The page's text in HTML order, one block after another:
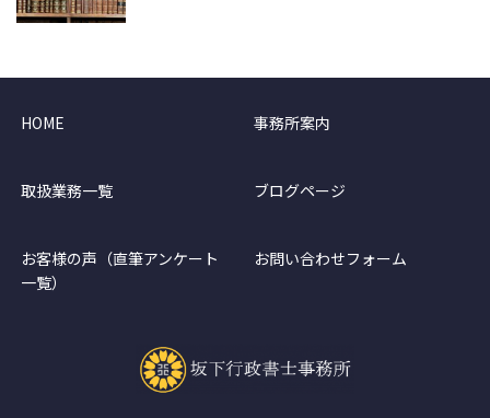
HOME 事務所案内
取扱業務一覧 ブログページ
お客様の声（直筆アンケート
一覧）
お問い合わせフォーム